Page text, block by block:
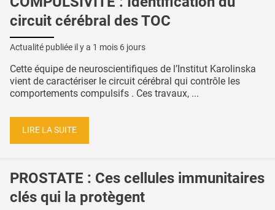
circuit cérébral des TOC
Actualité publiée il y a 1 mois 6 jours
Cette équipe de neuroscientifiques de l’Institut Karolinska
vient de caractériser le circuit cérébral qui contrôle les
comportements compulsifs . Ces travaux, ...
LIRE LA SUITE
PROSTATE : Ces cellules immunitaires
clés qui la protègent